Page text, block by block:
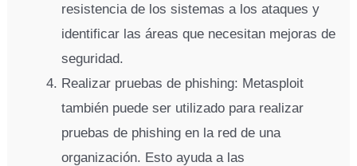
resistencia de los sistemas a los ataques y
identificar las áreas que necesitan mejoras de
seguridad.
Realizar pruebas de phishing: Metasploit
también puede ser utilizado para realizar
pruebas de phishing en la red de una
organización. Esto ayuda a las